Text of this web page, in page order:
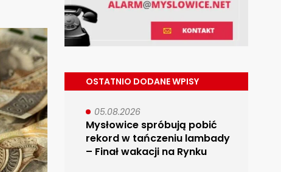
OSTATNIO DODANE WPISY
05.08.2026
Mysłowice spróbują pobić
rekord w tańczeniu lambady
– Finał wakacji na Rynku